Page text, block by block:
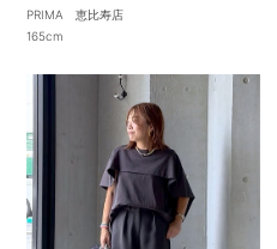
PRIMA 恵比寿店
165cm